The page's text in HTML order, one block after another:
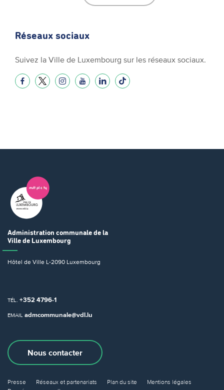
Réseaux sociaux
Suivez la Ville de Luxembourg sur les réseaux sociaux.
Administration communale de la
Ville de Luxembourg
Hôtel de Ville L-2090 Luxembourg
TÉL. +352 4796-1
EMAIL admcommunale@vdl.lu
Nous contacter
Presse Réseaux et partenariats Plan du site
Mentions légales